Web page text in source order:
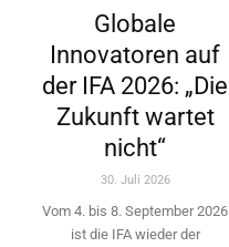
Globale
Innovatoren auf
der IFA 2026: „Die
Zukunft wartet
nicht“
30. Juli 2026
Vom 4. bis 8. September 2026
ist die IFA wieder der